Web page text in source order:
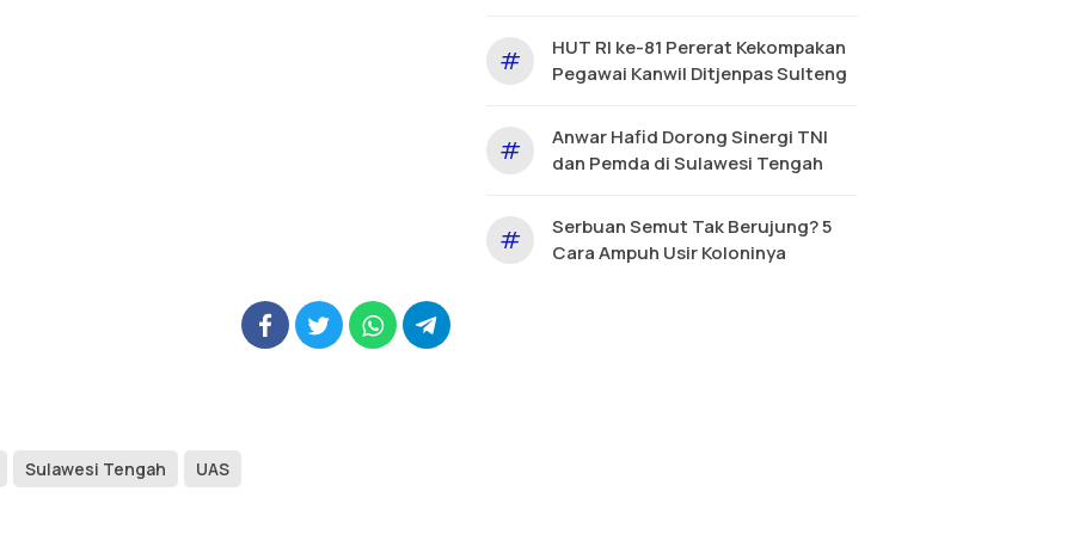
Sulawesi Tengah UAS
#
HUT RI ke-81 Pererat Kekompakan
Pegawai Kanwil Ditjenpas Sulteng
#
Anwar Hafid Dorong Sinergi TNI
dan Pemda di Sulawesi Tengah
#
Serbuan Semut Tak Berujung? 5
Cara Ampuh Usir Koloninya